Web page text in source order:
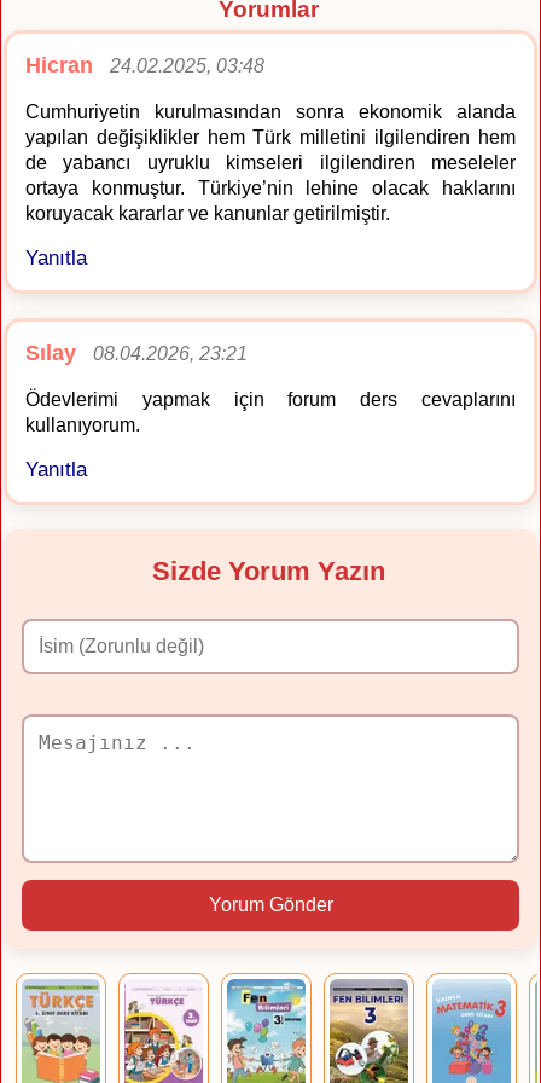
Yorumlar
Hicran 24.02.2025, 03:48
Cumhuriyetin kurulmasından sonra ekonomik alanda
yapılan değişiklikler hem Türk milletini ilgilendiren hem
de yabancı uyruklu kimseleri ilgilendiren meseleler
ortaya konmuştur. Türkiye’nin lehine olacak haklarını
koruyacak kararlar ve kanunlar getirilmiştir.
Yanıtla
Sılay 08.04.2026, 23:21
Ödevlerimi yapmak için forum ders cevaplarını
kullanıyorum.
Yanıtla
Sizde Yorum Yazın
Yorum Gönder